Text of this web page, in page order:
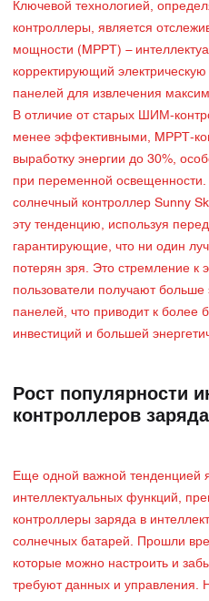
Ключевой технологией,
контроллеры, является
мощности (MPPT) –
корректирующий
панелей для извлечения
В отличие от старых ШИМ-
менее эффективными, MPPT-
выработку энергии до 30%,
при переменной освещенности.
солнечный контроллер Sunny
эту тенденцию, используя
гарантирующие, что ни один
потерян зря. Это стремление к
пользователи получают больше
панелей, что приводит к более
инвестиций и большей
Рост популярности
контроллеров
Еще одной важной тенденцией
интеллектуальных функций,
контроллеры заряда в
солнечных батарей. Прошли
которые можно настроить и
требуют данных и управления.